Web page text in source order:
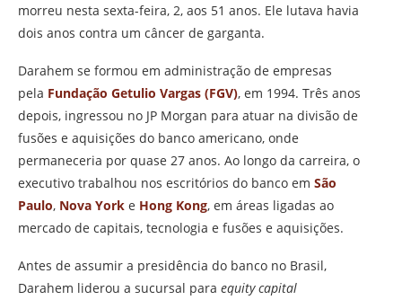
morreu nesta sexta-feira, 2, aos 51 anos. Ele lutava havia
dois anos contra um câncer de garganta.
Darahem se formou em administração de empresas
pela Fundação Getulio Vargas (FGV), em 1994. Três anos
depois, ingressou no JP Morgan para atuar na divisão de
fusões e aquisições do banco americano, onde
permaneceria por quase 27 anos. Ao longo da carreira, o
executivo trabalhou nos escritórios do banco em São
Paulo, Nova York e Hong Kong, em áreas ligadas ao
mercado de capitais, tecnologia e fusões e aquisições.
Antes de assumir a presidência do banco no Brasil,
Darahem liderou a sucursal para equity capital